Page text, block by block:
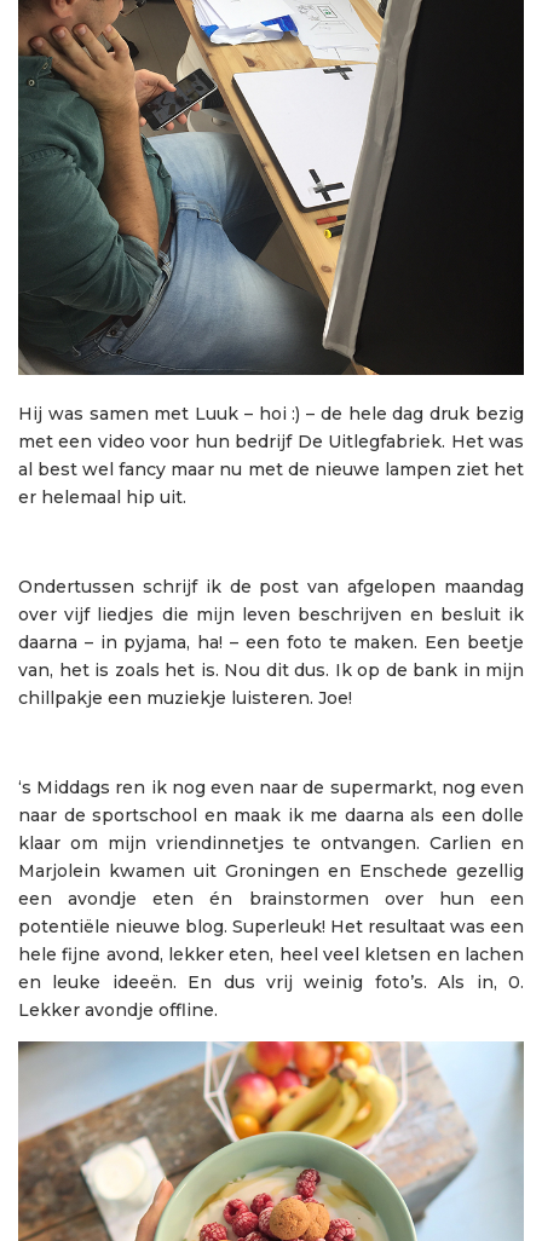
Hij was samen met Luuk – hoi :) – de hele dag druk bezig
met een video voor hun bedrijf De Uitlegfabriek. Het was
al best wel fancy maar nu met de nieuwe lampen ziet het
er helemaal hip uit.
Ondertussen schrijf ik de post van afgelopen maandag
over vijf liedjes die mijn leven beschrijven en besluit ik
daarna – in pyjama, ha! – een foto te maken. Een beetje
van, het is zoals het is. Nou dit dus. Ik op de bank in mijn
chillpakje een muziekje luisteren. Joe!
‘s Middags ren ik nog even naar de supermarkt, nog even
naar de sportschool en maak ik me daarna als een dolle
klaar om mijn vriendinnetjes te ontvangen. Carlien en
Marjolein kwamen uit Groningen en Enschede gezellig
een avondje eten én brainstormen over hun een
potentiële nieuwe blog. Superleuk! Het resultaat was een
hele fijne avond, lekker eten, heel veel kletsen en lachen
en leuke ideeën. En dus vrij weinig foto’s. Als in, 0.
Lekker avondje offline.